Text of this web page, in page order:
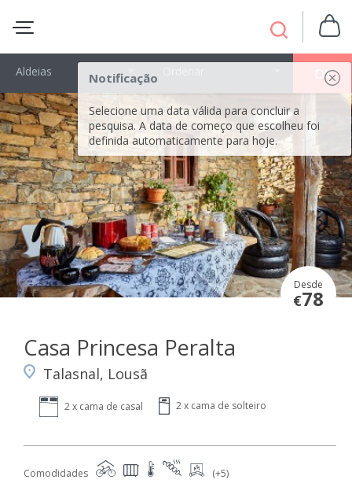
Notificação
Selecione uma data válida para concluir a
pesquisa. A data de começo que escolheu foi
definida automaticamente para hoje.
OK
Aldeias
Desde
€78
Casa Princesa Peralta
Talasnal, Lousã
2 x cama de casal 2 x cama de solteiro
Comodidades (+5)